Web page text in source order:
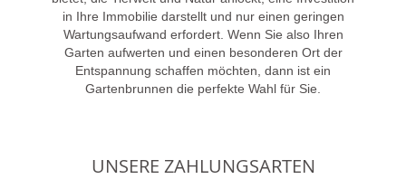
in Ihre Immobilie darstellt und nur einen geringen
Wartungsaufwand erfordert. Wenn Sie also Ihren
Garten aufwerten und einen besonderen Ort der
Entspannung schaffen möchten, dann ist ein
Gartenbrunnen die perfekte Wahl für Sie.
UNSERE ZAHLUNGSARTEN